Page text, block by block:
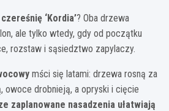
czereśnię ‘Kordia’? Oba drzewa
ale tylko wtedy, gdy od początku
rozstaw i sąsiedztwo zapylaczy.
mści się latami: drzewa rosną za
owoce drobnieją, a opryski i cięcie
zaplanowane nasadzenia ułatwiają